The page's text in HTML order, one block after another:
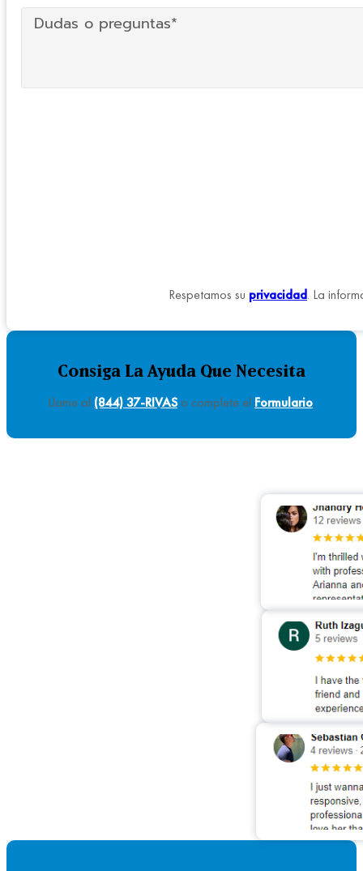
Respetamos su privacidad. La
Consiga La Ayuda Que Necesita
Llame al (844) 37-RIVASo complete el Formulario.